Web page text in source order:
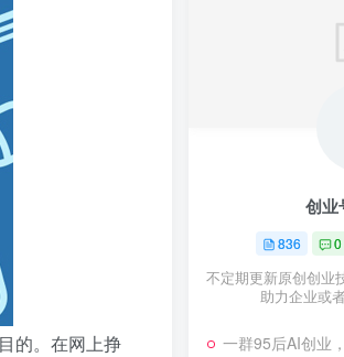
的。在网上挣
创业
836 0
不定期更新原创创业
助力企业或
一群95后AI创业，曾8个月